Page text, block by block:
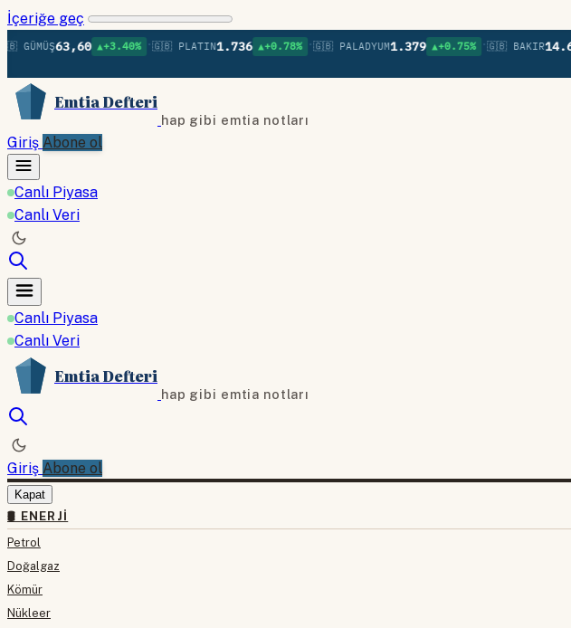
İçeriğe geç
63,60 ▲+3.40% •🇬🇧 PLATIN1.736 ▲+0.78% •🇬🇧 PALADYUM1.379 ▲+0.75% •🇬🇧 BAKIR14.658
Emtia Defteri
hap gibi emtia notları
Giriş Abone ol
Canlı Piyasa
Canlı Veri
Canlı Piyasa
Canlı Veri
Emtia Defteri
hap gibi emtia notları
Giriş Abone ol
Kapat
🛢 ENERJI
Petrol
Doğalgaz
Kömür
Nükleer